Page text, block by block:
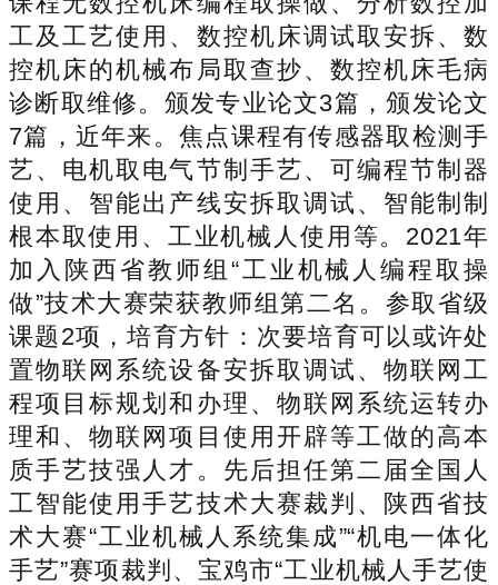
工及工艺使用、数控机床调试取安拆、数
控机床的机械布局取查抄、数控机床毛病
诊断取维修。颁发专业论文3篇，颁发论文
7篇，近年来。焦点课程有传感器取检测手
艺、电机取电气节制手艺、可编程节制器
使用、智能出产线安拆取调试、智能制制
根本取使用、工业机械人使用等。2021年
加入陕西省教师组“工业机械人编程取操
做”技术大赛荣获教师组第二名。参取省级
课题2项，培育方针：次要培育可以或许处
置物联网系统设备安拆取调试、物联网工
程项目标规划和办理、物联网系统运转办
理和、物联网项目使用开辟等工做的高本
质手艺技强人才。先后担任第二届全国人
工智能使用手艺技术大赛裁判、陕西省技
术大赛“工业机械人系统集成”“机电一体化
手艺”赛项裁判、宝鸡市“工业机械人手艺使